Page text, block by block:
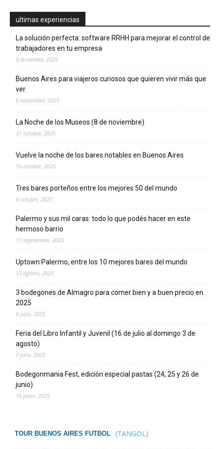
ultimas experiencias
La solución perfecta: software RRHH para mejorar el control de
trabajadores en tu empresa
9 diciembre, 2025
Buenos Aires para viajeros curiosos que quieren vivir más que
ver
6 noviembre, 2025
La Noche de los Museos (8 de noviembre)
31 octubre, 2025
Vuelve la noche de los bares notables en Buenos Aires
16 octubre, 2025
Tres bares porteños entre los mejores 50 del mundo
6 octubre, 2025
Palermo y sus mil caras: todo lo que podés hacer en este
hermoso barrio
17 septiembre, 2025
Uptown Palermo, entre los 10 mejores bares del mundo
12 agosto, 2025
3 bodegones de Almagro para comer bien y a buen precio en
2025
9 julio, 2025
Feria del Libro Infantil y Juvenil (16 de julio al domingo 3 de
agosto)
7 julio, 2025
Bodegonmania Fest, edición especial pastas (24, 25 y 26 de
junio)
16 junio, 2025
TOUR BUENOS AIRES FUTBOL (TANGOL)